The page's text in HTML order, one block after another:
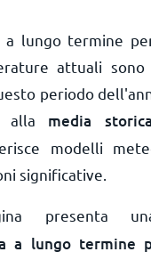
a lungo termine
attuali
periodo
alla media
modelli
significative.
presenta
a lungo termine